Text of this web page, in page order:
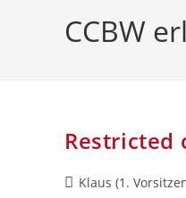
CCBW
Restricted
Klaus (1.